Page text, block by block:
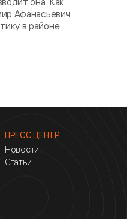
Афанасьевич
в районе
ПРЕСС ЦЕНТР
Новости
Статьи